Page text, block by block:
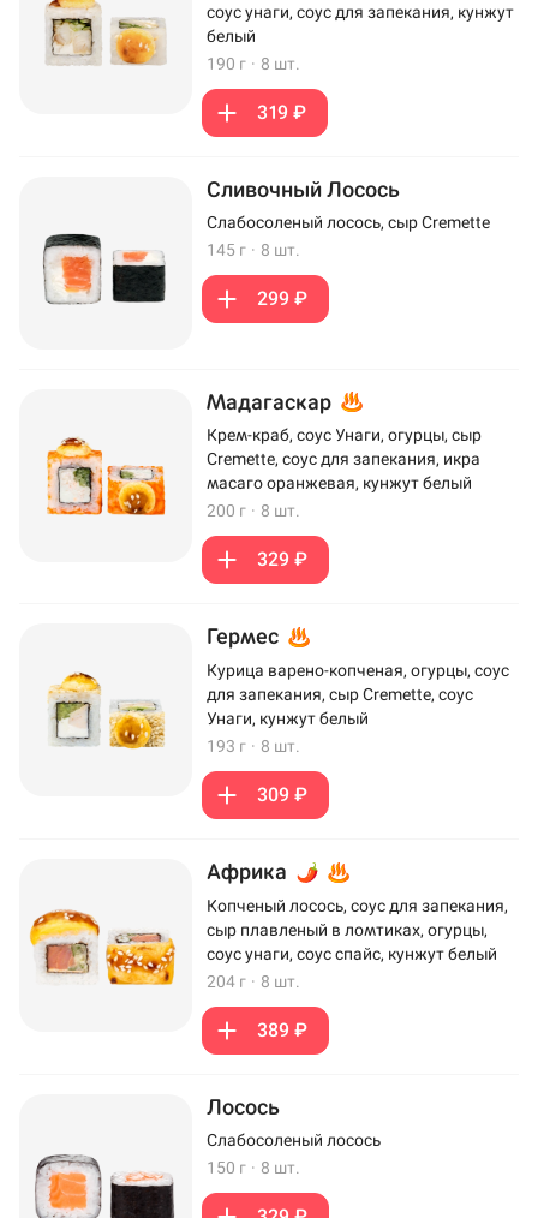
соус унаги, соус для запекания, кунжут
белый
190 г · 8 шт.
319 ₽
Сливочный Лосось
Слабосоленый лосось, сыр Cremette
145 г · 8 шт.
299 ₽
Мадагаскар
Крем-краб, соус Унаги, огурцы, сыр
Cremette, соус для запекания, икра
масаго оранжевая, кунжут белый
200 г · 8 шт.
329 ₽
Гермес
Курица варено-копченая, огурцы, соус
для запекания, сыр Cremette, соус
Унаги, кунжут белый
193 г · 8 шт.
309 ₽
Африка
Копченый лосось, соус для запекания,
сыр плавленый в ломтиках, огурцы,
соус унаги, соус спайс, кунжут белый
204 г · 8 шт.
389 ₽
Лосось
Слабосоленый лосось
150 г · 8 шт.